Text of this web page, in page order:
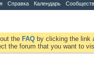
Справка Календарь
the FAQ by clicking the link
the forum that you want to